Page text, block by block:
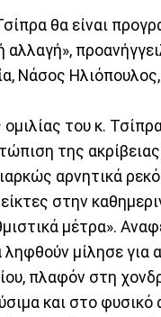
θα είναι
αλλαγή»,
Νάσος
του κ.
της
αρνητικά
στην
μέτρα».
ληφθούν μίλησε
πλαφόν στη
και στο φυσικό